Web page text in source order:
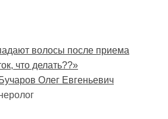
волосы после приема
что делать??»
Бучаров Олег Евгеньевич